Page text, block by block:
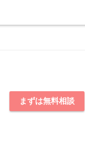
まずは無料相談